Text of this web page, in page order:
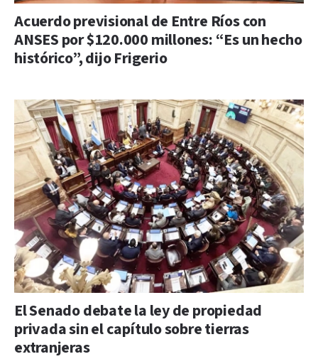
Acuerdo previsional de Entre Ríos con
ANSES por $120.000 millones: “Es un hecho
histórico”, dijo Frigerio
El Senado debate la ley de propiedad
privada sin el capítulo sobre tierras
extranjeras